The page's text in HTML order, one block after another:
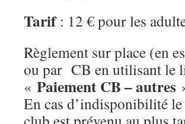
Tarif: 12 € pour les
Règlement sur place (en
ou par CB en utilisant le
« Paiement CB – autres
En cas d’indisponibilité